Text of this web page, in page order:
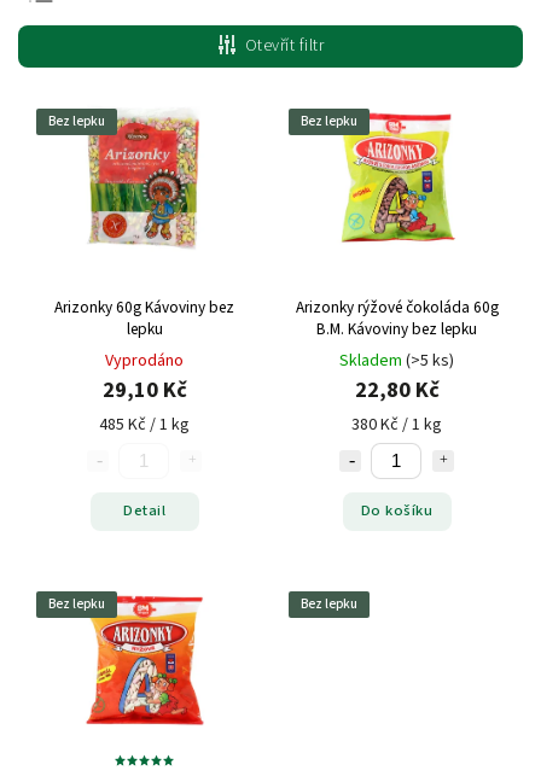
Nejlevnější
Nejdražší
Nejprodávanější
Otevřít filtr
Bez lepku
Arizonky 60g Kávoviny bez
lepku
Vyprodáno
29,10 Kč
485 Kč / 1 kg
Detail
Bez lepku
Arizonky rýžové čokoláda 60g
B.M. Kávoviny bez lepku
Skladem (>5 ks)
22,80 Kč
380 Kč / 1 kg
Do košíku
Bez lepku Bez lepku